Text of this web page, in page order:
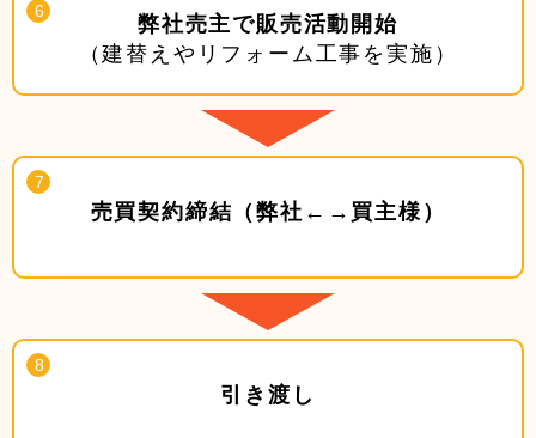
弊社売主で販売活動開始
（建替えやリフォーム工事を実施）
売買契約締結（弊社←→買主様）
引き渡し